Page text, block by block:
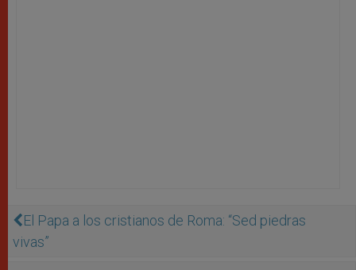
El Papa a los cristianos de Roma: “Sed piedras
vivas”